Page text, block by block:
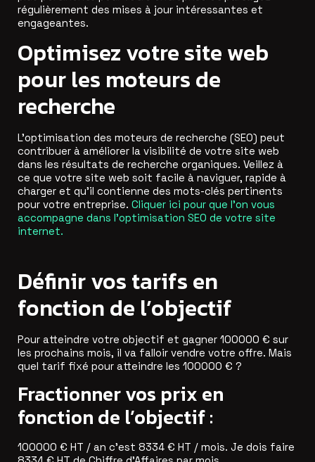
régulièrement des mises à jour intéressantes et
engageantes.
Optimisez votre site web
pour les moteurs de
recherche
L’optimisation des moteurs de recherche (SEO) peut
contribuer à améliorer la visibilité de votre site web
dans les résultats de recherche organiques. Veillez à
ce que votre site web soit facile à naviguer, rapide à
charger et qu’il contienne des mots-clés pertinents
pour votre entreprise. Cliquer ici pour que l’on vous
accompagne dans l’optimisation SEO de votre site
internet.
Définir vos tarifs en
fonction de l’objectif
Pour atteindre votre objectif et gagner 100000 € sur
les prochains mois, il va falloir vendre votre offre. Mais
quel tarif fixé pour atteindre les 100000 € ?
Fractionner vos prix en
fonction de l’objectif :
100000 € HT / an c’est 8334 € HT / mois. Je dois faire